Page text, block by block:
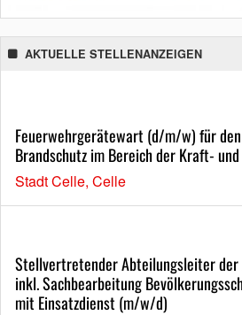
AKTUELLE STELLENANZEIGEN
Feuerwehrgerätewart (d/m/w) für
Brandschutz im Bereich der Kraft-
Stadt Celle, Celle
Stellvertretender Abteilungsleiter der
inkl. Sachbearbeitung
mit Einsatzdienst (m/w/d)